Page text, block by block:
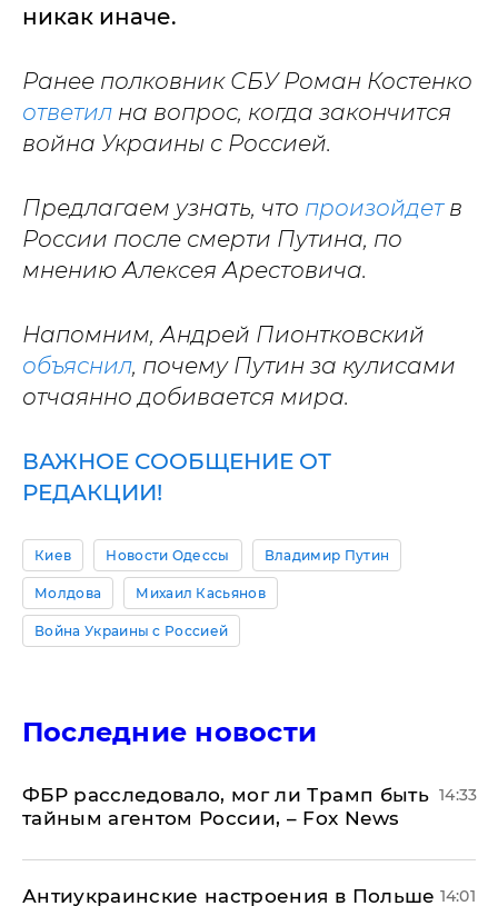
никак иначе.
Ранее полковник СБУ Роман Костенко
ответил на вопрос, когда закончится
война Украины с Россией.
Предлагаем узнать, что произойдетв
России после смерти Путина, по
мнению Алексея Арестовича.
Напомним, Андрей Пионтковский
объяснил, почему Путин за кулисами
отчаянно добивается мира.
ВАЖНОЕ СООБЩЕНИЕ ОТ
РЕДАКЦИИ!
Киев Новости Одессы Владимир Путин
Молдова Михаил Касьянов
Война Украины с Россией
Последние новости
ФБР расследовало, мог ли Трамп быть
тайным агентом России, – Fox News
14:33
Антиукраинские настроения в Польше 14:01